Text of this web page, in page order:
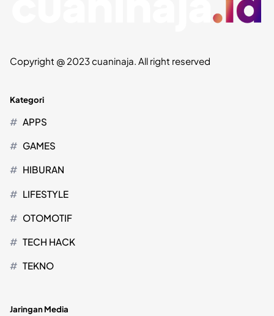
Copyright @ 2023 cuaninaja. All right reserved
Kategori
APPS
GAMES
HIBURAN
LIFESTYLE
OTOMOTIF
TECH HACK
TEKNO
Jaringan Media